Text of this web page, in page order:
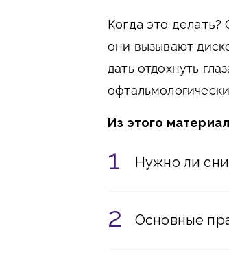
Когда это делать?
они вызывают
дать отдохнуть
Из этого
Нужно ли
Основные